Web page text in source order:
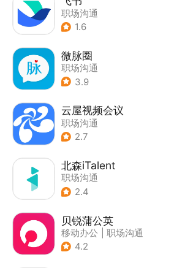
职场沟通
1.6
微脉圈
职场沟通
3.9
云屋视频会议
职场沟通
2.7
北森iTalent
职场沟通
2.4
贝锐蒲公英
移动办公
职场沟通
4.2